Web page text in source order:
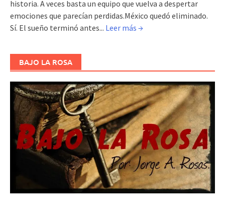
historia. A veces basta un equipo que vuelva a despertar
emociones que parecían perdidas.México quedó eliminado.
Sí. El sueño terminó antes... Leer más →
BAJO LA ROSA